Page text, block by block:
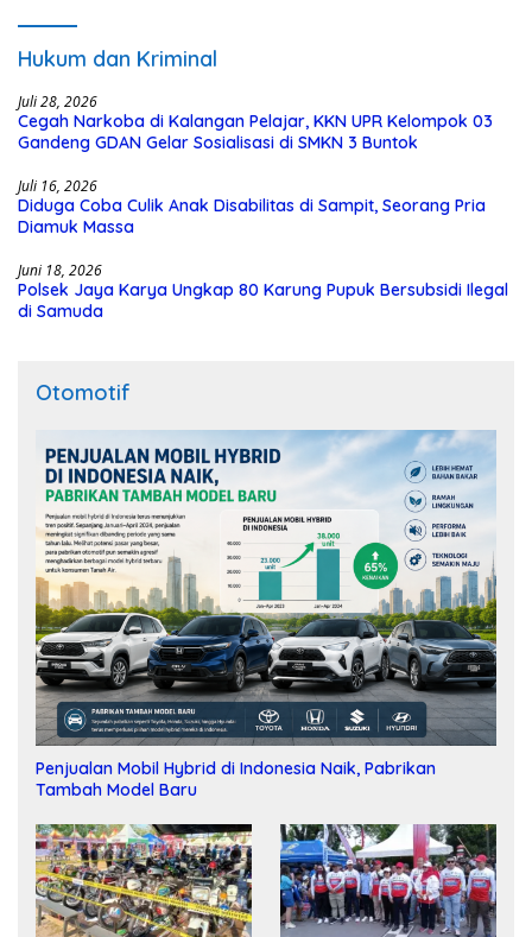
Hukum dan Kriminal
Juli 28, 2026
Cegah Narkoba di Kalangan Pelajar, KKN UPR Kelompok 03
Gandeng GDAN Gelar Sosialisasi di SMKN 3 Buntok
Juli 16, 2026
Diduga Coba Culik Anak Disabilitas di Sampit, Seorang Pria
Diamuk Massa
Juni 18, 2026
Polsek Jaya Karya Ungkap 80 Karung Pupuk Bersubsidi Ilegal
di Samuda
Otomotif
Penjualan Mobil Hybrid di Indonesia Naik, Pabrikan
Tambah Model Baru